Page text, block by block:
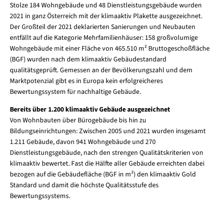
Stolze 184 Wohngebäude und 48 Dienstleistungsgebäude wurden
2021 in ganz Österreich mit der klimaaktiv Plakette ausgezeichnet.
Der Großteil der 2021 deklarierten Sanierungen und Neubauten
entfällt auf die Kategorie Mehrfamilienhäuser: 158 großvolumige
Wohngebäude mit einer Fläche von 465.510 m² Bruttogeschoßfläche
(BGF) wurden nach dem klimaaktivGebäudestandard
qualitätsgeprüft. Gemessen an der Bevölkerungszahl und dem
Marktpotenzial gibt es in Europa kein erfolgreicheres
Bewertungssystem für nachhaltige Gebäude.
Bereits über 1.200 klimaaktiv Gebäude ausgezeichnet
Von Wohnbauten über Bürogebäude bis hin zu
Bildungseinrichtungen: Zwischen 2005 und 2021 wurden insgesamt
1.211 Gebäude, davon 941 Wohngebäude und 270
Dienstleistungsgebäude, nach den strengen Qualitätskriterien von
klimaaktiv bewertet. Fast die Hälfte aller Gebäude erreichten dabei
bezogen auf die Gebäudefläche (BGF in m²) den klimaaktiv Gold
Standard und damit die höchste Qualitätsstufe des
Bewertungssystems.